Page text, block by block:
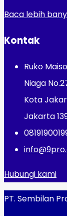
Baca lebih
Kontak
Ruko
Niaga
Kota
Jakarta
Hubungi kami
PT. Sembilan